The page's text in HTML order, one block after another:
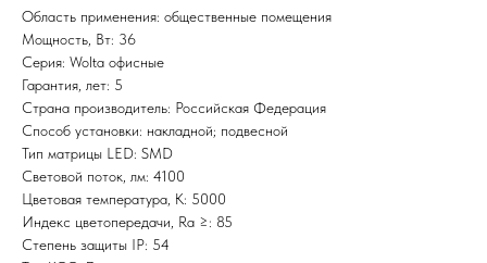
Область применения: общественные помещения
Мощность, Вт: 36
Серия: Wolta офисные
Гарантия, лет: 5
Страна производитель: Российская Федерация
Способ установки: накладной; подвесной
Тип матрицы LED: SMD
Световой поток, лм: 4100
Цветовая температура, К: 5000
Индекс цветопередачи, Ra ≥: 85
Степень защиты IP: 54